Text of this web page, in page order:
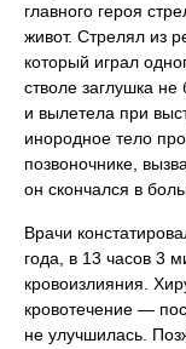
главного героя
живот. Стрелял из
который играл
стволе заглушка
и вылетела при
инородное тело
позвоночнике,
он скончался в
Врачи
года, в 13 часов 3
кровоизлияния.
кровотечение —
не улучшилась.